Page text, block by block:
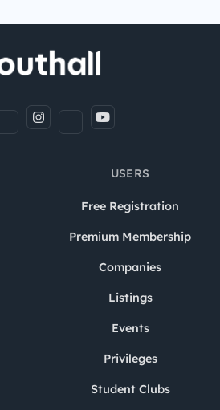
USERS
Free Registration
Premium Membership
Companies
Listings
Events
Privileges
Student Clubs